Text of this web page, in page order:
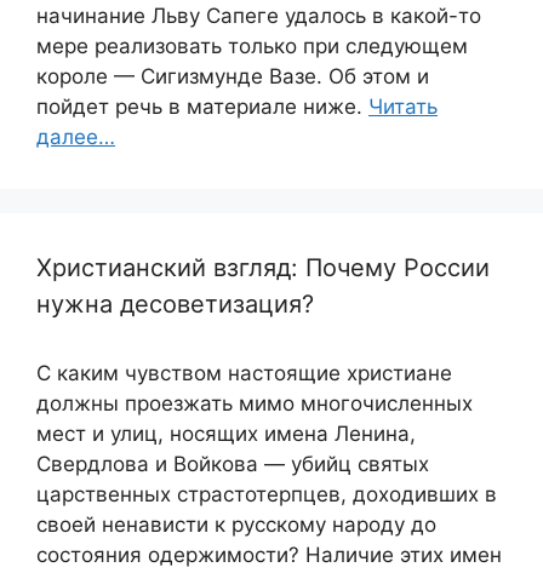
начинание Льву Сапеге удалось в какой-то
мере реализовать только при следующем
короле — Сигизмунде Вазе. Об этом и
пойдет речь в материале ниже. Читать
далее…
Христианский взгляд: Почему России
нужна десоветизация?
С каким чувством настоящие христиане
должны проезжать мимо многочисленных
мест и улиц, носящих имена Ленина,
Свердлова и Войкова — убийц святых
царственных страстотерпцев, доходивших в
своей ненависти к русскому народу до
состояния одержимости? Наличие этих имен